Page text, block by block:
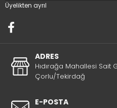
Üyelikten ayrıl
ADRES
Hıdırağa Mahallesi Sait
Çorlu/Tekirdağ
E-POSTA